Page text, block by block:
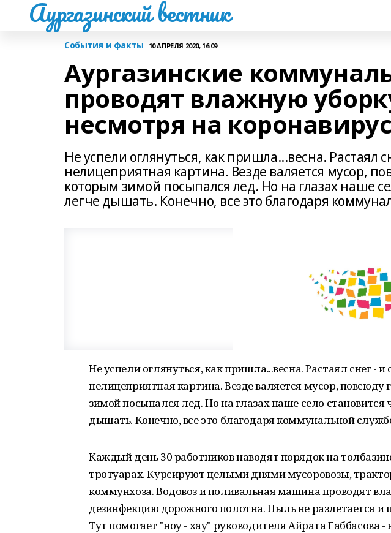
Аургазинский вестник
События и факты 10 АПРЕЛЯ 2020, 16:09
Аургазинские
проводят влажную
несмотря на
Не успели оглянуться, как пришла...весна. Растаял
нелицеприятная картина. Везде валяется мусор,
которым зимой посыпался лед. Но на глазах наше
легче дышать. Конечно, все это благодаря
Не успели оглянуться, как пришла...весна. Растаял снег -
нелицеприятная картина. Везде валяется мусор, повсюду
зимой посыпался лед. Но на глазах наше село становится
дышать. Конечно, все это благодаря коммунальной
Каждый день 30 работников наводят порядок на
тротуарах. Курсируют целыми днями мусоровозы,
коммунхоза. Водовоз и поливальная машина проводят
дезинфекцию дорожного полотна. Пыль не разлетается и
Тут помогает "ноу - хау" руководителя Айрата Габбасова